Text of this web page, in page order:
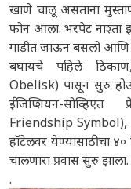
खाणे चालू असताना
फोन आला. भरपेट नाश्ता
गाडीत जाऊन बसलो
बघायचे पहिले
Obelisk) पासून सुरु
ईजिप्शियन-
Friendship Symbol),
हॉटेलवर येण्यासाठीचा
चालणारा प्रवास सुरु झाला.
.